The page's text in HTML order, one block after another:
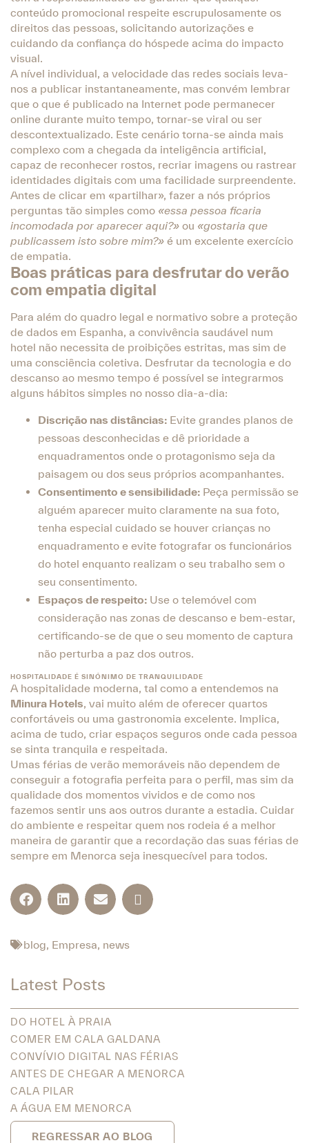
conteúdo promocional respeite escrupulosamente os
direitos das pessoas, solicitando autorizações e
cuidando da confiança do hóspede acima do impacto
visual.
A nível individual, a velocidade das redes sociais leva-
nos a publicar instantaneamente, mas convém lembrar
que o que é publicado na Internet pode permanecer
online durante muito tempo, tornar-se viral ou ser
descontextualizado. Este cenário torna-se ainda mais
complexo com a chegada da inteligência artificial,
capaz de reconhecer rostos, recriar imagens ou rastrear
identidades digitais com uma facilidade surpreendente.
Antes de clicar em «partilhar», fazer a nós próprios
perguntas tão simples como «essa pessoa ficaria
incomodada por aparecer aqui?» ou «gostaria que
publicassem isto sobre mim?» é um excelente exercício
de empatia.
Boas práticas para desfrutar do verão
com empatia digital
Para além do quadro legal e normativo sobre a proteção
de dados em Espanha, a convivência saudável num
hotel não necessita de proibições estritas, mas sim de
uma consciência coletiva. Desfrutar da tecnologia e do
descanso ao mesmo tempo é possível se integrarmos
alguns hábitos simples no nosso dia-a-dia:
Discrição nas distâncias: Evite grandes planos de
pessoas desconhecidas e dê prioridade a
enquadramentos onde o protagonismo seja da
paisagem ou dos seus próprios acompanhantes.
Consentimento e sensibilidade: Peça permissão se
alguém aparecer muito claramente na sua foto,
tenha especial cuidado se houver crianças no
enquadramento e evite fotografar os funcionários
do hotel enquanto realizam o seu trabalho sem o
seu consentimento.
Espaços de respeito: Use o telemóvel com
consideração nas zonas de descanso e bem-estar,
certificando-se de que o seu momento de captura
não perturba a paz dos outros.
HOSPITALIDADE É SINÓNIMO DE TRANQUILIDADE
A hospitalidade moderna, tal como a entendemos na
Minura Hotels, vai muito além de oferecer quartos
confortáveis ou uma gastronomia excelente. Implica,
acima de tudo, criar espaços seguros onde cada pessoa
se sinta tranquila e respeitada.
Umas férias de verão memoráveis não dependem de
conseguir a fotografia perfeita para o perfil, mas sim da
qualidade dos momentos vividos e de como nos
fazemos sentir uns aos outros durante a estadia. Cuidar
do ambiente e respeitar quem nos rodeia é a melhor
maneira de garantir que a recordação das suas férias de
sempre em Menorca seja inesquecível para todos.
blog, Empresa, news
Latest Posts
DO HOTEL À PRAIA
COMER EM CALA GALDANA
CONVÍVIO DIGITAL NAS FÉRIAS
ANTES DE CHEGAR A MENORCA
CALA PILAR
A ÁGUA EM MENORCA
REGRESSAR AO BLOG